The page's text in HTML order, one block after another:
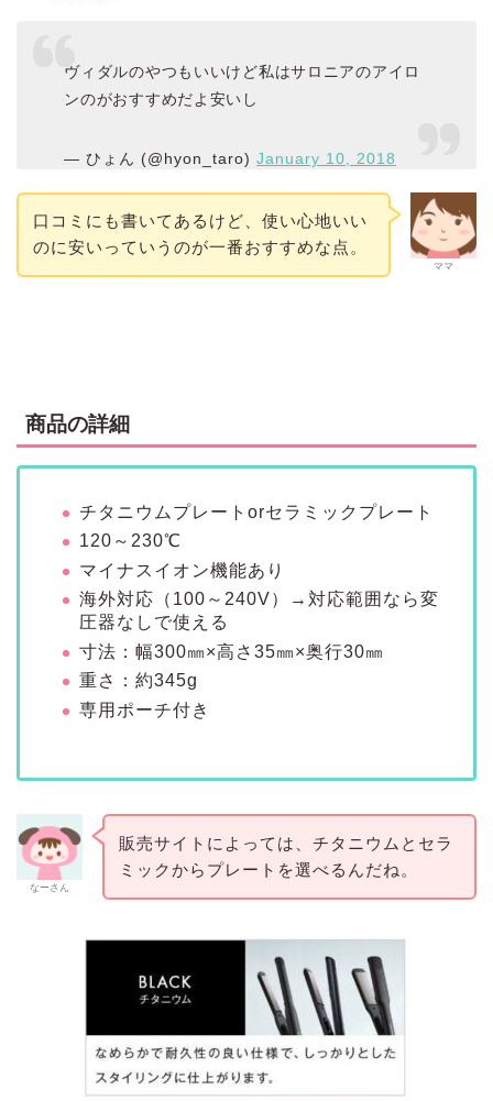
ヴィダルのやつもいいけど私はサロニアのアイロ
ンのがおすすめだよ安いし
— ひょん (@hyon_taro)January 10, 2018
ママ
口コミにも書いてあるけど、使い心地いい
のに安いっていうのが一番おすすめな点。
商品の詳細
チタニウムプレートorセラミックプレート
120～230℃
マイナスイオン機能あり
海外対応（100～240V）→対応範囲なら変
圧器なしで使える
寸法：幅300㎜×高さ35㎜×奥行30㎜
重さ：約345g
専用ポーチ付き
なーさん
販売サイトによっては、チタニウムとセラ
ミックからプレートを選べるんだね。